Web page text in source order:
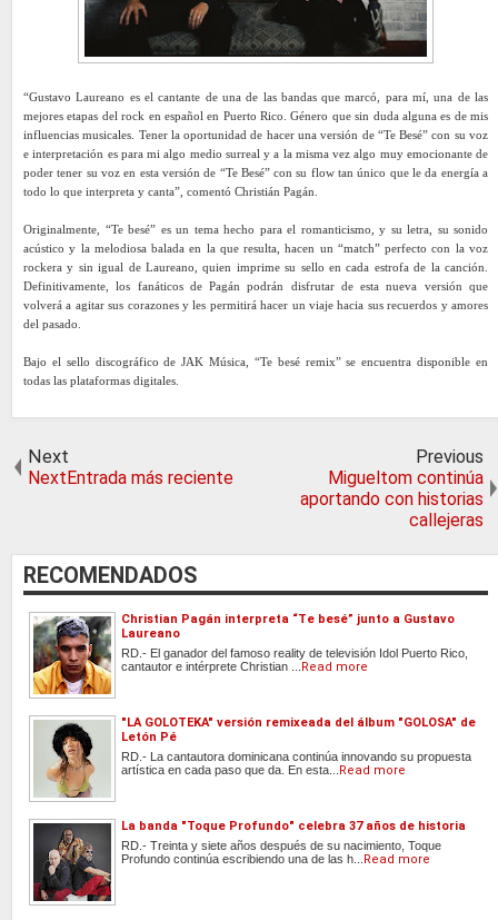
“Gustavo Laureano es el cantante de una de las bandas que marcó, para mí, una de las
mejores etapas del rock en español en Puerto Rico. Género que sin duda alguna es de mis
influencias musicales. Tener la oportunidad de hacer una versión de “Te Besé” con su voz
e interpretación es para mi algo medio surreal y a la misma vez algo muy emocionante de
poder tener su voz en esta versión de “Te Besé” con su flow tan único que le da energía a
todo lo que interpreta y canta”, comentó Christián Pagán.
Originalmente, “Te besé” es un tema hecho para el romanticismo, y su letra, su sonido
acústico y la melodiosa balada en la que resulta, hacen un “match” perfecto con la voz
rockera y sin igual de Laureano, quien imprime su sello en cada estrofa de la canción.
Definitivamente, los fanáticos de Pagán podrán disfrutar de esta nueva versión que
volverá a agitar sus corazones y les permitirá hacer un viaje hacia sus recuerdos y amores
del pasado.
Bajo el sello discográfico de JAK Música, “Te besé remix” se encuentra disponible en
todas las plataformas digitales.
Next
NextEntrada más reciente
Previous
Migueltom continúa
aportando con historias
callejeras
RECOMENDADOS
Christian Pagán interpreta “Te besé” junto a Gustavo
Laureano
RD.- El ganador del famoso reality de televisión Idol Puerto Rico,
cantautor e intérprete Christian ... Read more
"LA GOLOTEKA" versión remixeada del álbum "GOLOSA" de
Letón Pé
RD.- La cantautora dominicana continúa innovando su propuesta
artística en cada paso que da. En esta... Read more
La banda "Toque Profundo" celebra 37 años de historia
RD.- Treinta y siete años después de su nacimiento, Toque
Profundo continúa escribiendo una de las h... Read more